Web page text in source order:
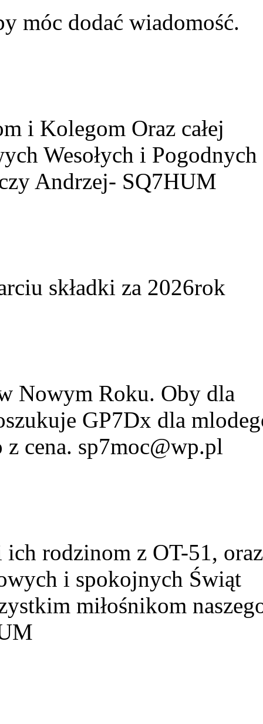
móc dodać wiadomość.
i Kolegom Oraz całej
Wesołych i Pogodnych
Andrzej- SQ7HUM
składki za 2026rok
Nowym Roku. Oby dla
GP7Dx dla
cena. sp7moc@wp.pl
rodzinom z OT-51, oraz
i spokojnych Świąt
miłośnikom